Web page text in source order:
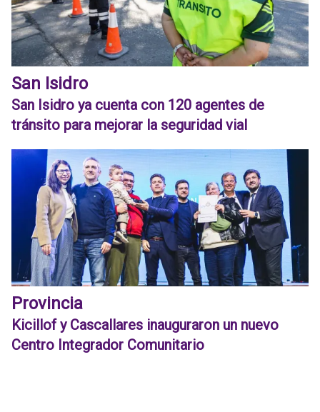
San Isidro
San Isidro ya cuenta con 120 agentes de
tránsito para mejorar la seguridad vial
Provincia
Kicillof y Cascallares inauguraron un nuevo
Centro Integrador Comunitario